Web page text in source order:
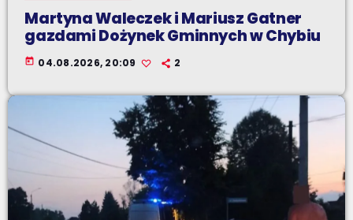
Martyna Waleczek i Mariusz Gatner
gazdami Dożynek Gminnych w Chybiu
today 04.08.2026, 20:09 2